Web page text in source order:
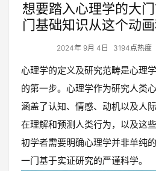
想要踏入心理学的大
门基础知识从这个动画
2024年 9月 4日 3194点热度
心理学的定义及研究范畴是心理
的第一步。心理学作为研究人类
涵盖了认知、情感、动机以及人
在理解和预测人类行为，以及这
初学者需要明确心理学并非单纯
一门基于实证研究的严谨科学。